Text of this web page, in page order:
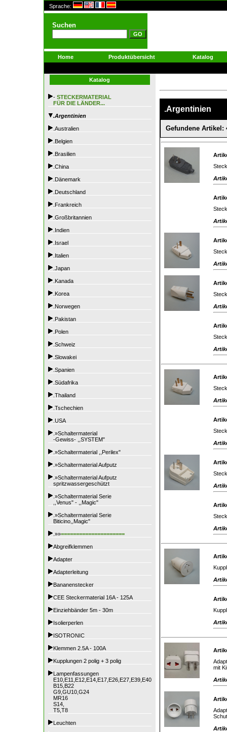
Sprache:
Suchen
Home Produktübersicht Katalog
Katalog
- STECKERMATERIAL
FÜR DIE LÄNDER...
.Argentinien
.Australien
.Belgien
.Brasilien
.China
.Dänemark
.Deutschland
.Frankreich
.Großbritannien
.Indien
.Israel
.Italien
.Japan
.Kanada
.Korea
.Norwegen
.Pakistan
.Polen
.Schweiz
.Slowakei
.Spanien
.Südafrika
.Thailand
.Tschechien
.USA
.»Schaltermaterial
-Gewiss- ,,SYSTEM"
.»Schaltermaterial ,,Perilex"
.»Schaltermaterial Aufputz
.»Schaltermaterial Aufputz
spritzwassergeschützt
.»Schaltermaterial Serie
,,Venus" - ,,Magic"
.»Schaltermaterial Serie
Biticino,,Magic"
.»»=====================
Abgreifklemmen
Adapter
Adapterleitung
Bananenstecker
CEE Steckermaterial 16A - 125A
Einziehbänder 5m - 30m
Isolierperlen
ISOTRONIC
Klemmen 2.5A - 100A
Kupplungen 2 polig + 3 polig
Lampenfassungen
E10,E11,E12,E14,E17,E26,E27,E39,E40
B15,B22
G9,GU10,G24
MR16
S14,
T5,T8
Leuchten
.Argentinien
Gefundene Artikel:
mit